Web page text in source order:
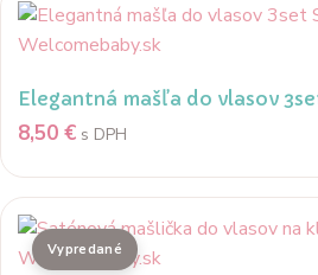
Elegantná mašľa do vlasov
8,50 € s DPH